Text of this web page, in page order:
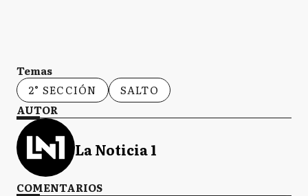
Temas
2° SECCIÓN
SALTO
AUTOR
La Noticia 1
COMENTARIOS